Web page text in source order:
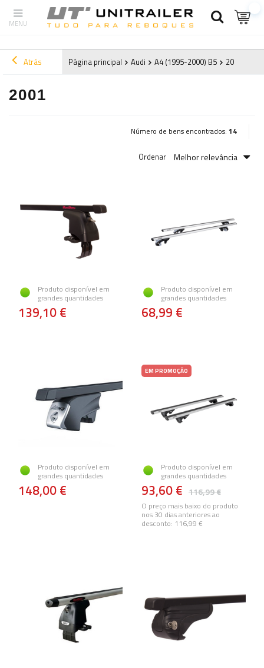
Atrás Página principal Audi A4 (1995-2000) B5 2001
2001
Número de bens encontrados: 14
Ordenar Melhor relevância
Produto disponível em
grandes quantidades
139,10 €
Produto disponível em
grandes quantidades
68,99 €
Produto disponível em
grandes quantidades
148,00 €
EM PROMOÇÃO
Produto disponível em
grandes quantidades
116,99 €
93,60 €
O preço mais baixo do produto
nos 30 dias anteriores ao
desconto: 116,99 €